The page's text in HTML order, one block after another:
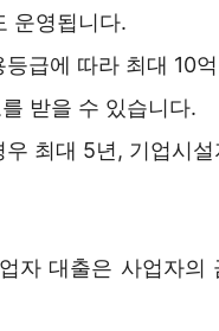
운영됩니다.
급에 따라 최대 10
받을 수 있습니다.
최대 5년, 기업시
자 대출은 사업자의